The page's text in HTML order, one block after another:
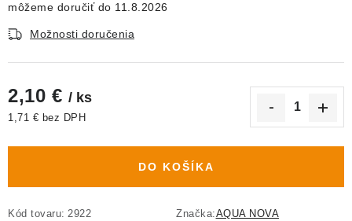
11.8.2026
Možnosti doručenia
2,10 € / ks
1,71 € bez DPH
DO KOŠÍKA
Kód tovaru: 2922 Značka:AQUA NOVA